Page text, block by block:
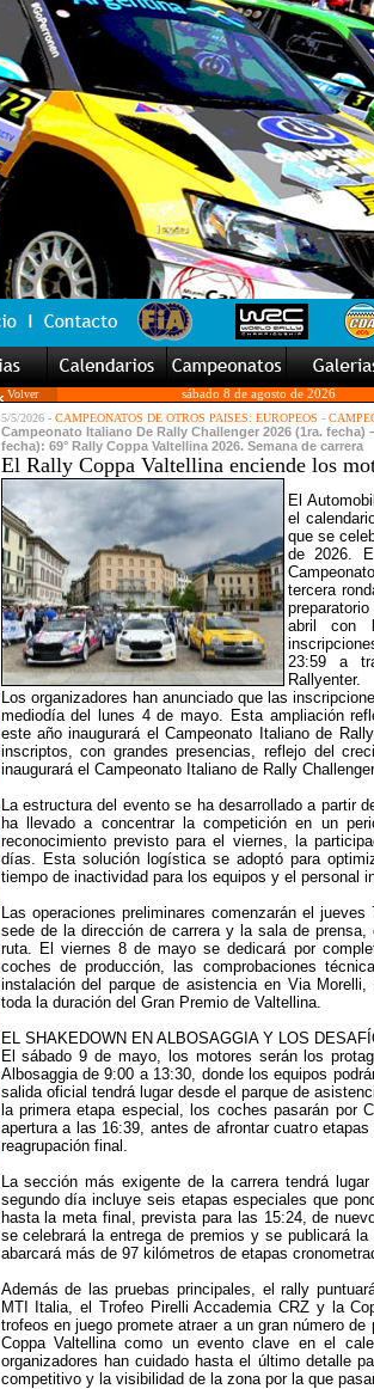
Volver sábado 8 de agosto de 2026
5/5/2026 - CAMPEONATOS DE OTROS PAISES: EUROPEOS -
Campeonato Italiano De Rally Challenger 2026 (1ra.
fecha): 69° Rally Coppa Valtellina 2026. Semana de carrera
El Rally Coppa Valtellina enciende los
El
el
que se
de 2026.
tercera
abril con
23:59 a
Rallyenter.
Los organizadores han anunciado que las
mediodía del lunes 4 de mayo. Esta ampliación
este año inaugurará el Campeonato Italiano de
inscriptos, con grandes presencias, reflejo del
inaugurará el Campeonato Italiano de Rally
La estructura del evento se ha desarrollado a partir
ha llevado a concentrar la competición en un
reconocimiento previsto para el viernes, la
días. Esta solución logística se adoptó para
tiempo de inactividad para los equipos y el personal
Las operaciones preliminares comenzarán el
sede de la dirección de carrera y la sala de
ruta. El viernes 8 de mayo se dedicará por
coches de producción, las comprobaciones
instalación del parque de asistencia en Via
toda la duración del Gran Premio de Valtellina.
EL SHAKEDOWN EN ALBOSAGGIA Y LOS
El sábado 9 de mayo, los motores serán los
Albosaggia de 9:00 a 13:30, donde los equipos
salida oficial tendrá lugar desde el parque de
la primera etapa especial, los coches pasarán por
apertura a las 16:39, antes de afrontar cuatro
reagrupación final.
La sección más exigente de la carrera tendrá
segundo día incluye seis etapas especiales que
hasta la meta final, prevista para las 15:24, de
se celebrará la entrega de premios y se publicará
abarcará más de 97 kilómetros de etapas
Además de las pruebas principales, el rally
MTI Italia, el Trofeo Pirelli Accademia CRZ y la
trofeos en juego promete atraer a un gran número
Coppa Valtellina como un evento clave en el
organizadores han cuidado hasta el último detalle
competitivo y la visibilidad de la zona por la que